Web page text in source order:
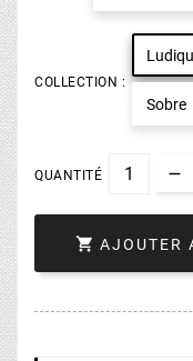
COLLECTION :
Sobre
QUANTITÉ
 AJOUTER